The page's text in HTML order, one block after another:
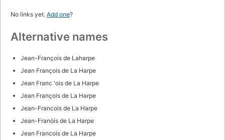
No links yet. Add one?
Alternative names
Jean-François de Laharpe
Jean François de La Harpe
Jean Franc ʹois de La Harpe
Jean François de La Harpe
Jean-Francois de La Harpe
Jean-Franȯis de La Harpe
Jean Francois de La Harpe